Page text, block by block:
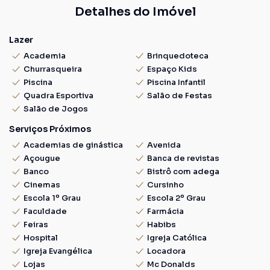
Detalhes do Imóvel
Lazer
Academia
Brinquedoteca
Churrasqueira
Espaço Kids
Piscina
Piscina Infantil
Quadra Esportiva
Salão de Festas
Salão de Jogos
Serviços Próximos
Academias de ginástica
Avenida
Açougue
Banca de revistas
Banco
Bistrô com adega
Cinemas
Cursinho
Escola 1º Grau
Escola 2º Grau
Faculdade
Farmácia
Feiras
Habibs
Hospital
Igreja Católica
Igreja Evangélica
Locadora
Lojas
Mc Donalds